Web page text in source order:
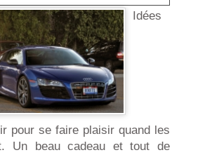
Idées
pour se faire plaisir quand les
Un beau cadeau et tout de